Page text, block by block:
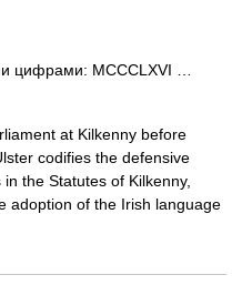
цифрами: MCCCLXVI …
at Kilkenny before
codifies the defensive
the Statutes of Kilkenny,
adoption of the Irish language